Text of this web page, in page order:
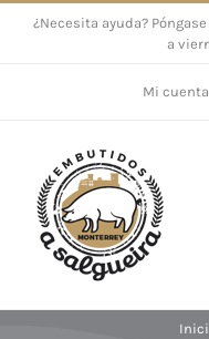
Saltar¿Necesita ayuda?
a
Mi cuenta